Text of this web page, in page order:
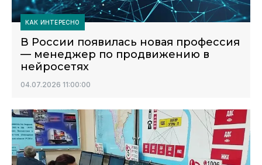
КАК ИНТЕРЕСНО
В России появилась новая профессия
— менеджер по продвижению в
нейросетях
04.07.2026 11:00:00